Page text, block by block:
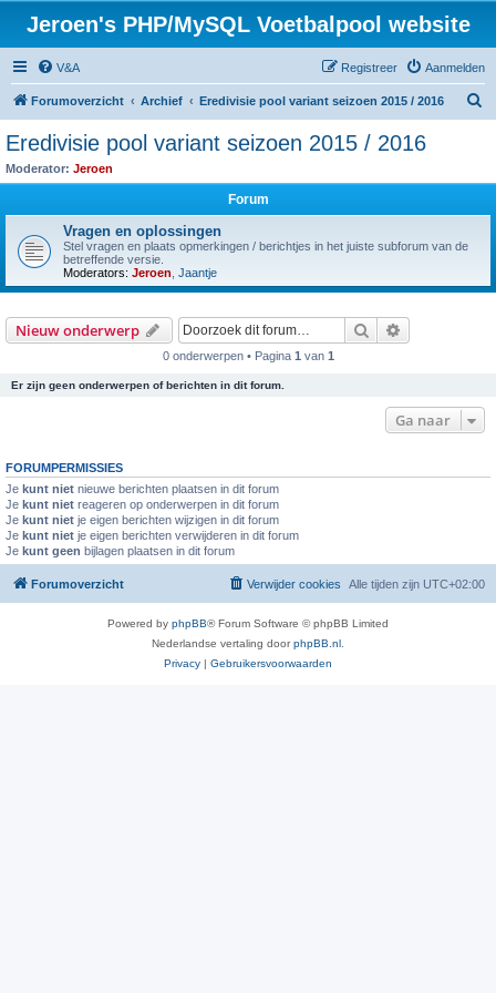
Jeroen's PHP/MySQL Voetbalpool website
V&A Aanmelden
Registreer
Forumoverzicht Archief Eredivisie pool variant seizoen 2015 / 2016
Eredivisie pool variant seizoen 2015 / 2016
Moderator: Jeroen
Forum
Vragen en oplossingen
Stel vragen en plaats opmerkingen / berichtjes in het juiste subforum van de
betreffende versie.
Moderators: Jeroen Jaantje
Nieuw onderwerp Zoek
0 onderwerpen • Pagina 1 van 1
Er zijn geen onderwerpen of berichten in dit forum.
Ga naar
FORUMPERMISSIES
Je kunt niet nieuwe berichten plaatsen in dit forum
Je kunt niet reageren op onderwerpen in dit forum
Je kunt niet je eigen berichten wijzigen in dit forum
Je kunt niet je eigen berichten verwijderen in dit forum
Je kunt geen bijlagen plaatsen in dit forum
Forumoverzicht Alle tijden zijn UTC+02:00
Verwijder cookies
Powered by phpBB® Forum Software © phpBB Limited
Nederlandse vertaling doorphpBB.nl
Privacy | Gebruikersvoorwaarden